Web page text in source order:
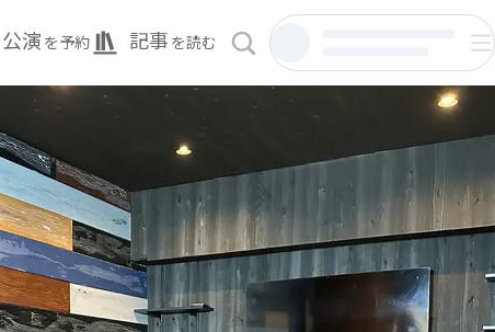
公演 を予約 記事 を読む